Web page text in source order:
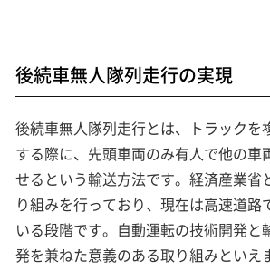
後続車無人隊列走行の実現
後続車無人隊列走行とは、トラックを
する際に、先頭車両のみ有人で他の車
せるという輸送方法です。経済産業省
り組みを行っており、現在は高速道路
いる段階です。自動運転の技術開発と
発を兼ねた意義のある取り組みといえ